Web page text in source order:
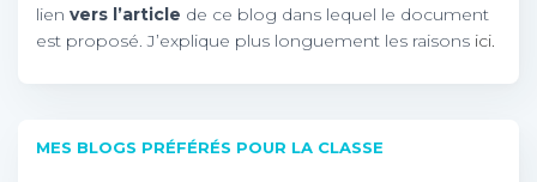
lien vers l’article de ce blog dans lequel le document
est proposé. J’explique plus longuement les raisons ici.
MES BLOGS PRÉFÉRÉS POUR LA CLASSE